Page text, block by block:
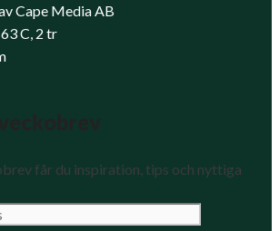
Cape Media AB
C, 2 tr
får du inspiration, tips och nyttiga